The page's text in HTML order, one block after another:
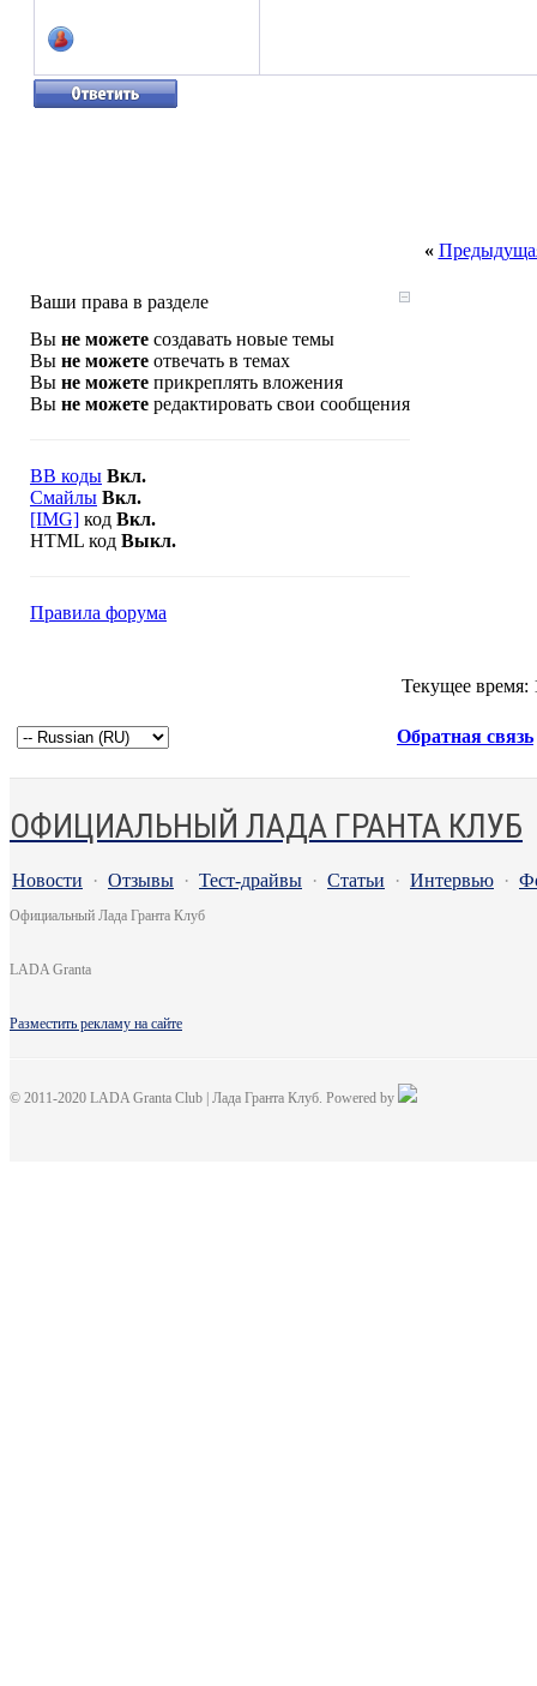
«
Ваши права в разделе
Вы не можете создавать новые темы
Вы не можете отвечать в темах
Вы не можете прикреплять вложения
Вы не можете редактировать свои сообщения
BB коды Вкл.
Смайлы Вкл.
[IMG] код Вкл.
HTML код Выкл.
Правила форума
Текущее время:
Обратная связь
ОФИЦИАЛЬНЫЙ ЛАДА ГРАНТА КЛУБ
Новости · Отзывы · Тест-драйвы · Статьи · Интервью ·
Официальный Лада Гранта Клуб
LADA Granta
Разместить рекламу на сайте
© 2011-2020 LADA Granta Club | Лада Гранта Клуб. Powered by